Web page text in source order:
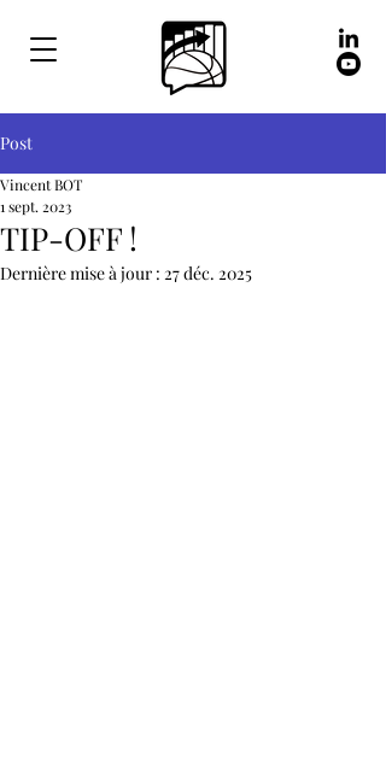
Post
TIP-OFF !
Vincent BOT
1 sept. 2023
Dernière mise à jour : 27 déc. 2025